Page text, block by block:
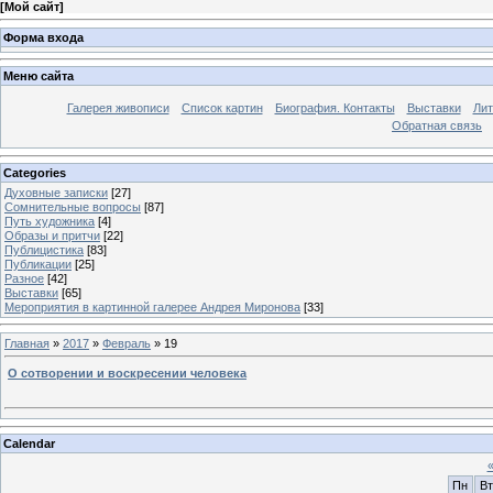
[Мой сайт]
Форма входа
Меню сайта
Галерея живописи Список картин Биография. Контакты Выставки
Обратная связь
Categories
Духовные записки [27]
Сомнительные вопросы [87]
Путь художника [4]
Образы и притчи [22]
Публицистика [83]
Публикации [25]
Разное [42]
Выставки [65]
Мероприятия в картинной галерее Андрея Миронова [33]
Главная » 2017 » Февраль » 19
О сотворении и воскресении человека
Calendar
«
Пн
Вт